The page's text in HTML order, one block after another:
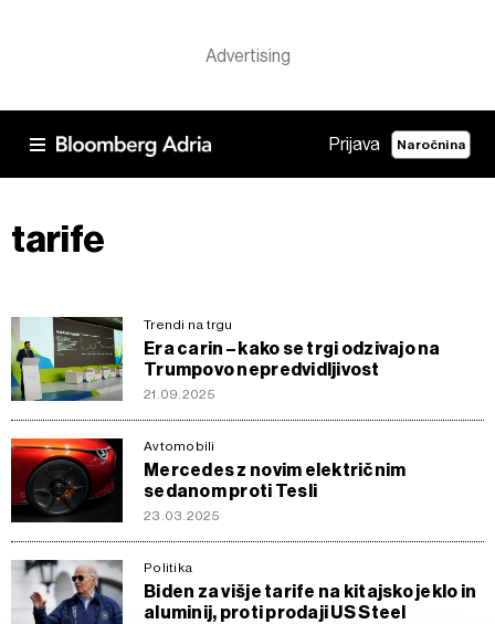
Prijava Naročnina
tarife
Trendi na trgu
Era carin – kako se trgi odzivajo na
Trumpovo nepredvidljivost
21.09.2025
Avtomobili
Mercedes z novim električnim
sedanom proti Tesli
23.03.2025
Politika
Biden za višje tarife na kitajsko jeklo in
aluminij, proti prodaji US Steel